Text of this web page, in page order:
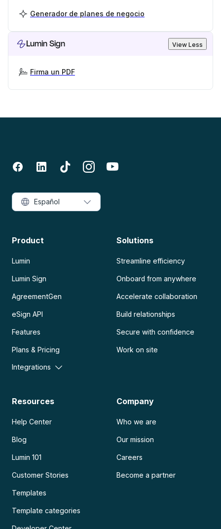
Generador de planes de negocio
Lumin Sign View Less
Firma un PDF
Product
Lumin
Lumin Sign
AgreementGen
eSign API
Features
Plans & Pricing
Integrations
Solutions
Streamline efficiency
Onboard from anywhere
Accelerate collaboration
Build relationships
Secure with confidence
Work on site
Resources
Help Center
Blog
Lumin 101
Customer Stories
Templates
Template categories
Company
Who we are
Our mission
Careers
Become a partner
Español